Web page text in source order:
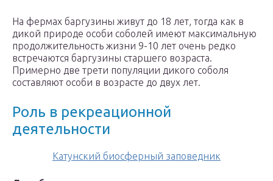
На фермах баргузины живут до 18 лет, тогда как в
дикой природе особи соболей имеют максимальную
продолжительность жизни 9-10 лет очень редко
встречаются баргузины старшего возраста.
Примерно две трети популяции дикого соболя
составляют особи в возрасте до двух лет.
Роль в рекреационной
деятельности
Катунский биосферный заповедник